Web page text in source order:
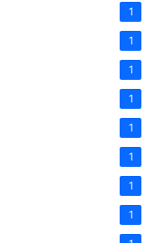
1
1
1
1
1
1
1
1